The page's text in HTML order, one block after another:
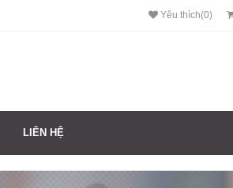
Yêu thích(0)
LIÊN HỆ